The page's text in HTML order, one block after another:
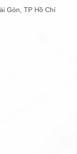
Gòn, TP Hồ Chí